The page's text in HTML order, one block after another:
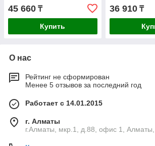
45 660 ₸
Купить
36 910₸
О нас
Рейтинг не сформирован
Менее 5 отзывов за последний год
Работает с 14.01.2015
г. Алматы
г.Алматы, мкр.1, д.88, офис 1, Алматы,